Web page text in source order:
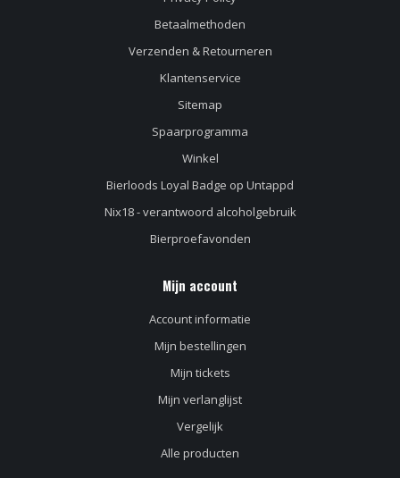
Betaalmethoden
Verzenden & Retourneren
Klantenservice
Sitemap
Spaarprogramma
Winkel
Bierloods Loyal Badge op Untappd
Nix18 - verantwoord alcoholgebruik
Bierproefavonden
Mijn account
Account informatie
Mijn bestellingen
Mijn tickets
Mijn verlanglijst
Vergelijk
Alle producten